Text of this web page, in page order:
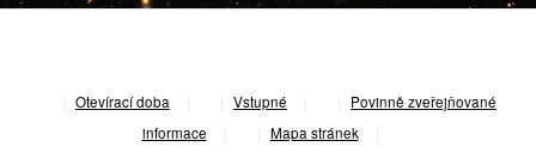
Otevírací doba Vstupné
Povinně zveřejňované
informace
Mapa stránek